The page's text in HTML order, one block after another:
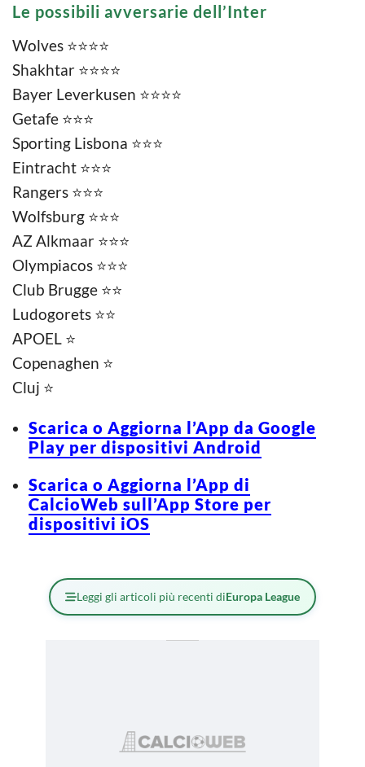
Le possibili avversarie dell’Inter
Wolves ⭐⭐⭐⭐
Shakhtar ⭐⭐⭐⭐
Bayer Leverkusen ⭐⭐⭐⭐
Getafe ⭐⭐⭐
Sporting Lisbona ⭐⭐⭐
Eintracht ⭐⭐⭐
Rangers ⭐⭐⭐
Wolfsburg ⭐⭐⭐
AZ Alkmaar ⭐⭐⭐
Olympiacos ⭐⭐⭐
Club Brugge ⭐⭐
Ludogorets ⭐⭐
APOEL ⭐
Copenaghen ⭐
Cluj ⭐
Scarica o Aggiorna l’App da Google
Play per dispositivi Android
Scarica o Aggiorna l’App di
CalcioWeb sull’App Store per
dispositivi iOS
Leggi gli articoli più recenti diEuropa League